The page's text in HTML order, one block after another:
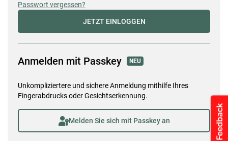
Passwort vergessen?
JETZT EINLOGGEN
Anmelden mit Passkey NEU
Unkompliziertere und sichere Anmeldung mithilfe Ihres
Fingerabdrucks oder Gesichtserkennung.
userKeyMelden Sie sich mit Passkey an